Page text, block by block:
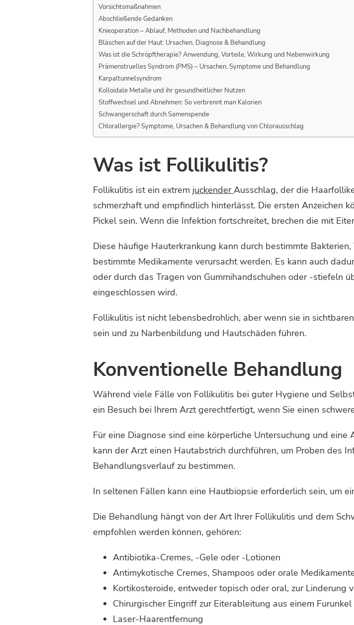
Vorsichtsmaßnahmen
Abschließende Gedanken
Knieoperation – Ablauf, Methoden und Nachbehandlung
Bläschen auf der Haut: Ursachen, Diagnose & Behandlung
Was ist die Schröpftherapie? Anwendung, Vorteile, Wirkung und Nebenwirkung
Prämenstruelles Syndrom (PMS) – Ursachen, Symptome und Behandlung
Karpaltunnelsyndrom
Kolloidale Metalle und ihr gesundheitlicher Nutzen
Stoffwechsel und Abnehmen: So verbrennt man Kalorien
Schwangerschaft durch Samenspende
Chlorallergie? Symptome, Ursachen & Behandlung von Chlorausschlag
Was ist Follikulitis?
Follikulitis ist ein extrem juckenderAusschlag, der die
schmerzhaft und empfindlich hinterlässt. Die ersten Anzeichen
Pickel sein. Wenn die Infektion fortschreitet, brechen die mit
Diese häufige Hauterkrankung kann durch bestimmte Bakterien,
bestimmte Medikamente verursacht werden. Es kann auch
oder durch das Tragen von Gummihandschuhen oder -stiefeln
eingeschlossen wird.
Follikulitis ist nicht lebensbedrohlich, aber wenn sie in
sein und zu Narbenbildung und Hautschäden führen.
Konventionelle Behandlung
Während viele Fälle von Follikulitis bei guter Hygiene und
ein Besuch bei Ihrem Arzt gerechtfertigt, wenn Sie einen
Für eine Diagnose sind eine körperliche Untersuchung und
kann der Arzt einen Hautabstrich durchführen, um Proben des
Behandlungsverlauf zu bestimmen.
In seltenen Fällen kann eine Hautbiopsie erforderlich sein, um
Die Behandlung hängt von der Art Ihrer Follikulitis und dem
empfohlen werden können, gehören:
Antibiotika-Cremes, -Gele oder -Lotionen
Antimykotische Cremes, Shampoos oder orale
Kortikosteroide, entweder topisch oder oral, zur Linderung
Chirurgischer Eingriff zur Eiterableitung aus einem Furunkel
Laser-Haarentfernung